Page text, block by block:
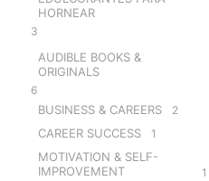
HORNEAR
3
AUDIBLE BOOKS &
ORIGINALS
6
BUSINESS & CAREERS 2
CAREER SUCCESS 1
MOTIVATION & SELF-
IMPROVEMENT
1